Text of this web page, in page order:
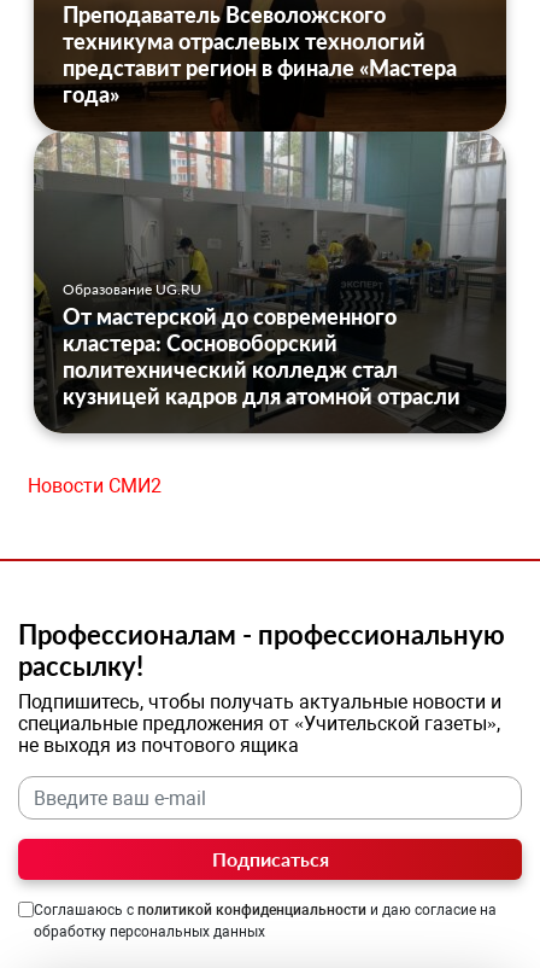
Преподаватель Всеволожского
техникума отраслевых технологий
представит регион в финале «Мастера
года»
Образование UG.RU
От мастерской до современного
кластера: Сосновоборский
политехнический колледж стал
кузницей кадров для атомной отрасли
Новости СМИ2
Профессионалам - профессиональную
рассылку!
Подпишитесь, чтобы получать актуальные новости и
специальные предложения от «Учительской газеты»,
не выходя из почтового ящика
Подписаться
Соглашаюсь с политикой конфиденциальности и даю согласие на
обработку персональных данных